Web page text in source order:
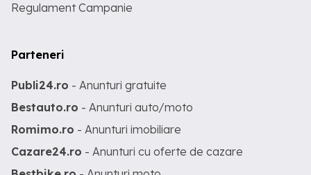
Regulament Campanie
Parteneri
Publi24.ro - Anunturi gratuite
Bestauto.ro - Anunturi auto/moto
Romimo.ro - Anunturi imobiliare
Cazare24.ro - Anunturi cu oferte de cazare